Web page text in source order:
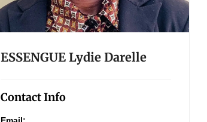
ESSENGUE Lydie Darelle
Contact Info
Email: